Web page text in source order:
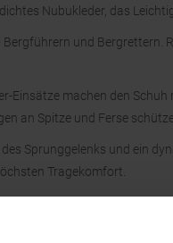
Nubukleder, das
und Bergrettern.
Einsätze machen den
an Spitze und Ferse
Sprunggelenks und ein
Tragekomfort.